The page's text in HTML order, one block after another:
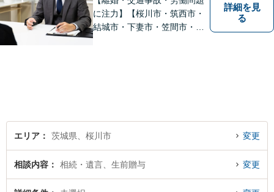
に注力】【桜川市・筑西市・
結城市・下妻市・笠間市・真
詳細を見
る
エリア 茨城県、桜川市 変更
相談内容 相続・遺言、生前贈与 変更